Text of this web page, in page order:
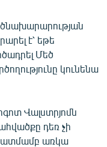
է՝ եթե
Մեծ
կունենա
Վալստրյոմն
դեռ չի
առկա